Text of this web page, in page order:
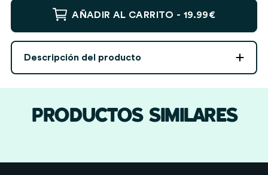
Reloj
Despertador
Stitch
Luz
y
personalizado
cantidad
AÑADIR AL CARRITO - 19.99€
Descripción del producto
PRODUCTOS SIMILARES